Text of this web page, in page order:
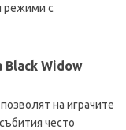
режими с
Widow
на играчите
често